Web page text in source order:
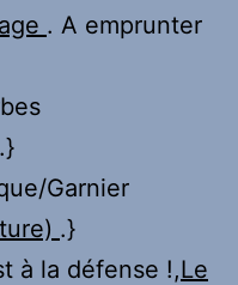
. A emprunter
.}
Garnier
.}
à la défense !,Le